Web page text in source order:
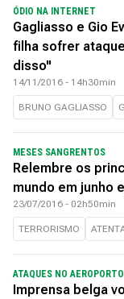
ÓDIO NA INTERNET
Gagliasso e Gio
filha sofrer
disso"
14/11/2016 - 14h30min
BRUNO GAGLIASSO
MESES SANGRENTOS
Relembre os
mundo em junho
23/07/2016 - 02h50min
TERRORISMO
ATAQUES NO AEROPORTO
Imprensa belga